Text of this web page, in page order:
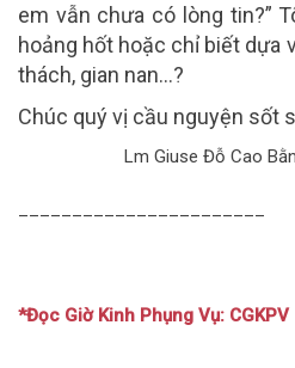
em vẫn chưa có lòng tin?”
hoảng hốt hoặc chỉ biết dựa
thách, gian nan…?
Chúc quý vị cầu nguyện sốt
Lm Giuse Đỗ Cao
*Đọc Giờ Kinh Phụng Vụ: CGKPV